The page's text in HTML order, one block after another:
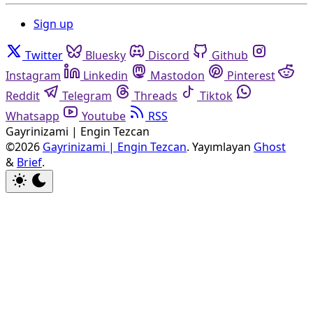
Sign up
Twitter Bluesky Discord
Github
Instagram
Linkedin Mastodon
Pinterest
Reddit
Telegram Threads
Tiktok
Whatsapp
Youtube
RSS
Gayrinizami | Engin Tezcan
©2026 Gayrinizami | Engin Tezcan. Yayımlayan Ghost
& Brief.